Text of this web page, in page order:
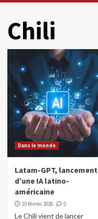
Chili
Dans le monde
Latam-GPT, lancement
d’une IA latino-
américaine
10 février 2026 0
Le Chili vient de lancer